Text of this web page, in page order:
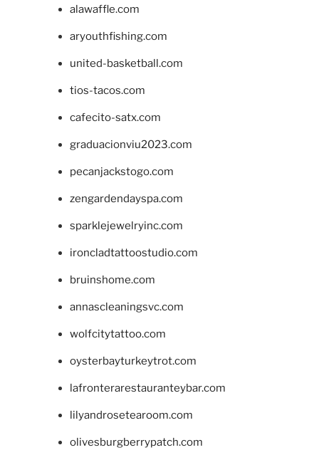
alawaffle.com
aryouthfishing.com
united-basketball.com
tios-tacos.com
cafecito-satx.com
graduacionviu2023.com
pecanjackstogo.com
zengardendayspa.com
sparklejewelryinc.com
ironcladtattoostudio.com
bruinshome.com
annascleaningsvc.com
wolfcitytattoo.com
oysterbayturkeytrot.com
lafronterarestauranteybar.com
lilyandrosetearoom.com
olivesburgberrypatch.com